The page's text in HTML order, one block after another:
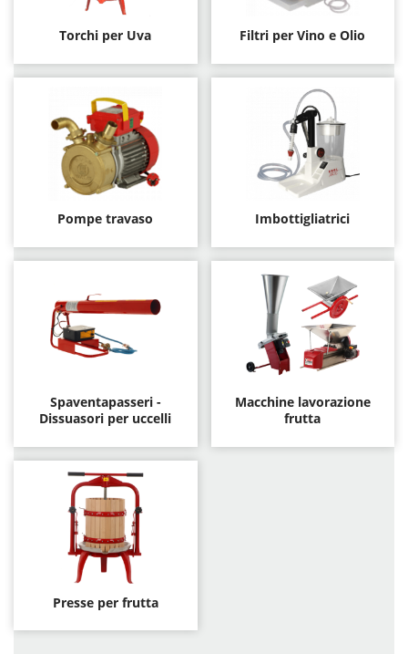
Torchi per Uva Filtri per Vino e Olio
Pompe travaso Imbottigliatrici
Spaventapasseri -
Dissuasori per uccelli
Macchine lavorazione
frutta
Presse per frutta